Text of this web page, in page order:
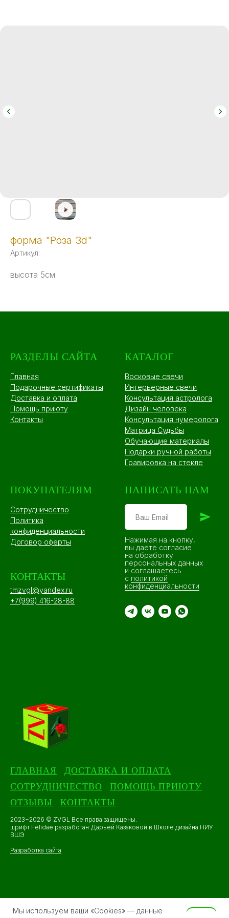
форма "Роза 3d"
Артикул:
высота 5см
РАЗДЕЛЫ САЙТА
Главная
Подарочные сертификаты
Доставка и оплата
Помощь приюту
Контакты
КАТАЛОГ
Восковые свечи
Интерьерные свечи
Консультация астролога
Дизайн человека
Консультация нумеролога
Матрица Судьбы
Обучающие материалы
Подарки ручной работы
Гравировка на стекле
ПОКУПАТЕЛЯМ
Сотрудничество
Политика
конфиденциальности
Договор оферты
КОНТАКТЫ
tmzvgl@yandex.ru
+7(999) 416-28-88
НАПИСАТЬ НАМ
Нажимая на кнопку,
вы даете согласие
на обработку
персональных данных
и соглашаетесь
c политикой
конфиденциальности
ГЛАВНАЯ
ДОСТАВКА И ОПЛАТА
СОТРУДНИЧЕСТВО
ПОМОЩЬ ПРИЮТУ
ОТЗЫВЫ
КОНТАКТЫ
2023−2026 © ZVGL Все права защищены.
шрифт Felidae разработан Дарьей Казаковой в Школе дизайна НИУ
ВШЭ
Разработка сайта
Мы используем ваши «Cookies» — данные